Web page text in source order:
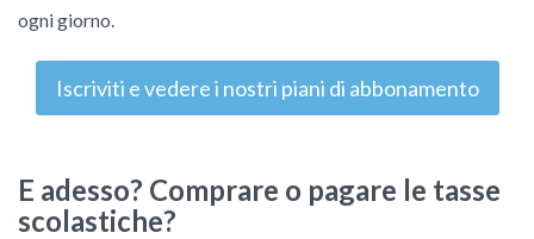
ogni giorno.
Iscriviti e vedere i nostri piani di abbonamento
E adesso? Comprare o pagare le tasse
scolastiche?